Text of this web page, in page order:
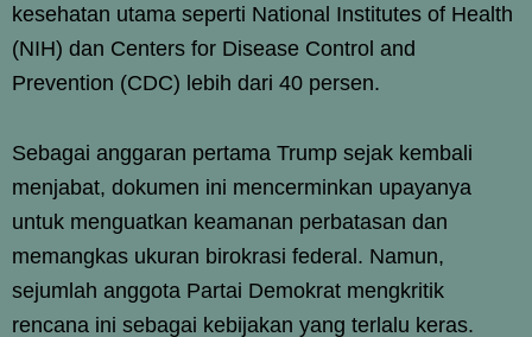
kesehatan utama seperti National Institutes of Health
(NIH) dan Centers for Disease Control and
Prevention (CDC) lebih dari 40 persen.
Sebagai anggaran pertama Trump sejak kembali
menjabat, dokumen ini mencerminkan upayanya
untuk menguatkan keamanan perbatasan dan
memangkas ukuran birokrasi federal. Namun,
sejumlah anggota Partai Demokrat mengkritik
rencana ini sebagai kebijakan yang terlalu keras.